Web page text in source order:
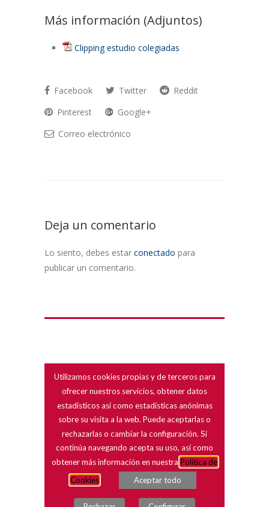
Más información (Adjuntos)
Clipping estudio colegiadas
Facebook Twitter
Reddit
Pinterest
Google+
Correo electrónico
Deja un comentario
Lo siento, debes estar conectado para
publicar un comentario.